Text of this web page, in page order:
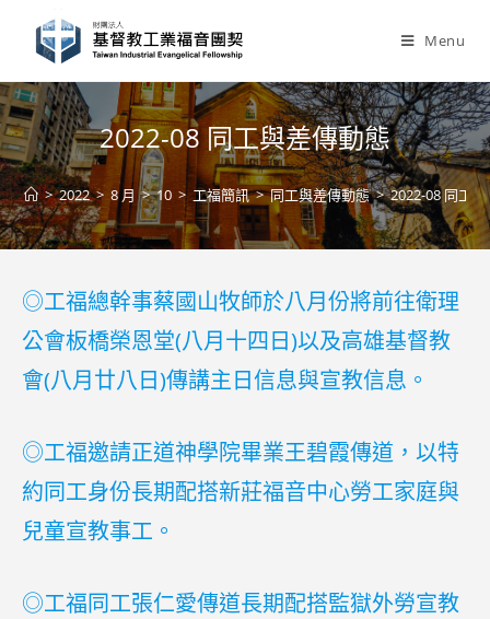
content
Menu
2022-08 同工與差傳動態
> 2022 > 8 月 > 10 > 工福簡訊 > 同工與差傳動態 > 2022-08 同工
◎工福總幹事蔡國山牧師於八月份將前往衛理
公會板橋榮恩堂(八月十四日)以及高雄基督教
會(八月廿八日)傳講主日信息與宣教信息。
◎工福邀請正道神學院畢業王碧霞傳道，以特
約同工身份長期配搭新莊福音中心勞工家庭與
兒童宣教事工。
◎工福同工張仁愛傳道長期配搭監獄外勞宣教